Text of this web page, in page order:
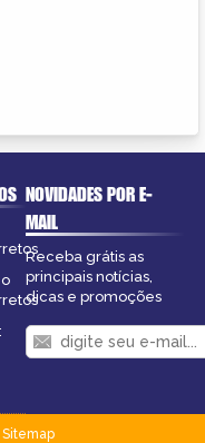
NOVIDADES POR E-
MAIL
Receba grátis as
principais notícias,
dicas e promoções
Sitemap